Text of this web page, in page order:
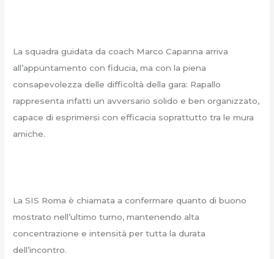
La squadra guidata da coach Marco Capanna arriva
all’appuntamento con fiducia, ma con la piena
consapevolezza delle difficoltà della gara: Rapallo
rappresenta infatti un avversario solido e ben organizzato,
capace di esprimersi con efficacia soprattutto tra le mura
amiche.
La SIS Roma è chiamata a confermare quanto di buono
mostrato nell’ultimo turno, mantenendo alta
concentrazione e intensità per tutta la durata
dell’incontro.